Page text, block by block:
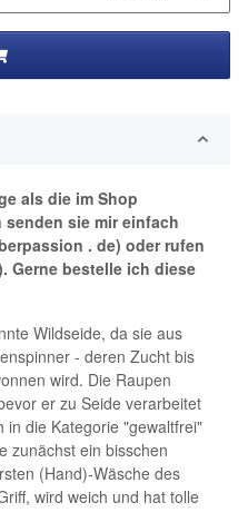
als die im Shop
sie mir einfach
. de) oder rufen
Gerne bestelle ich diese
Wildseide, da sie aus
- deren Zucht bis
wird. Die Raupen
er zu Seide verarbeitet
in die Kategorie "gewaltfrei"
zunächst ein bisschen
(Hand)-Wäsche des
wird weich und hat tolle